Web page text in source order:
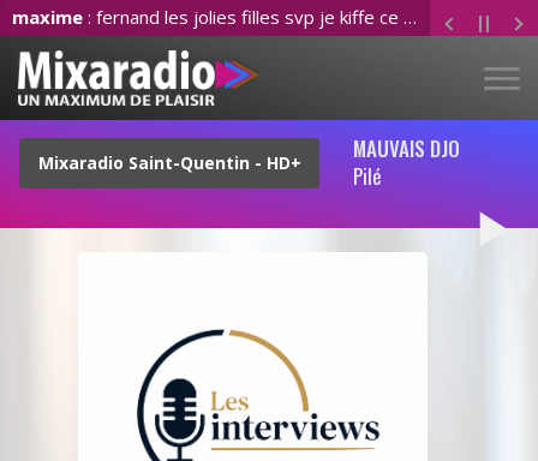
maxime : fernand les jolies filles svp je kiffe ce son
MAUVAIS DJO
Pilé
play_arrow